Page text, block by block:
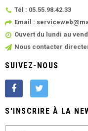
Tél : 05.55.98.42.33
Email :
Ouvert du lundi au
Nous contacter
SUIVEZ-NOUS
S'INSCRIRE À LA